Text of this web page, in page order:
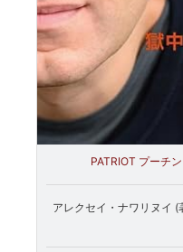
PATRIOT プーチ
アレクセイ・ナワリヌイ